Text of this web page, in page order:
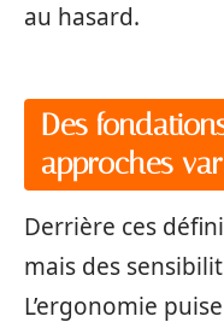
au hasard.
Des
approches
Derrière ces
mais des
L’ergonomie